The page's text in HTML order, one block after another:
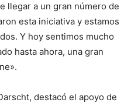
llegar a un gran número de
esta iniciativa y estamos
Y hoy sentimos mucho
hasta ahora, una gran
destacó el apoyo de